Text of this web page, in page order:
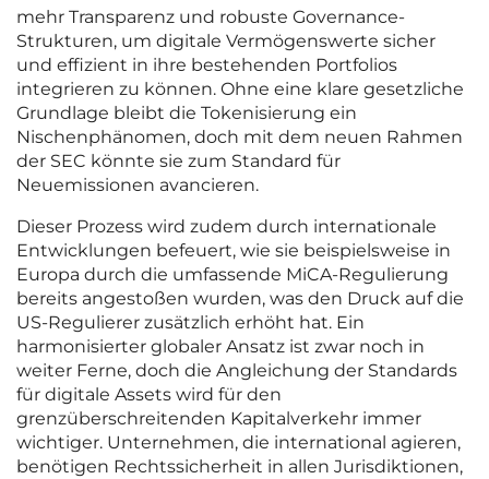
mehr Transparenz und robuste Governance-
Strukturen, um digitale Vermögenswerte sicher
und effizient in ihre bestehenden Portfolios
integrieren zu können. Ohne eine klare gesetzliche
Grundlage bleibt die Tokenisierung ein
Nischenphänomen, doch mit dem neuen Rahmen
der SEC könnte sie zum Standard für
Neuemissionen avancieren.
Dieser Prozess wird zudem durch internationale
Entwicklungen befeuert, wie sie beispielsweise in
Europa durch die umfassende MiCA-Regulierung
bereits angestoßen wurden, was den Druck auf die
US-Regulierer zusätzlich erhöht hat. Ein
harmonisierter globaler Ansatz ist zwar noch in
weiter Ferne, doch die Angleichung der Standards
für digitale Assets wird für den
grenzüberschreitenden Kapitalverkehr immer
wichtiger. Unternehmen, die international agieren,
benötigen Rechtssicherheit in allen Jurisdiktionen,